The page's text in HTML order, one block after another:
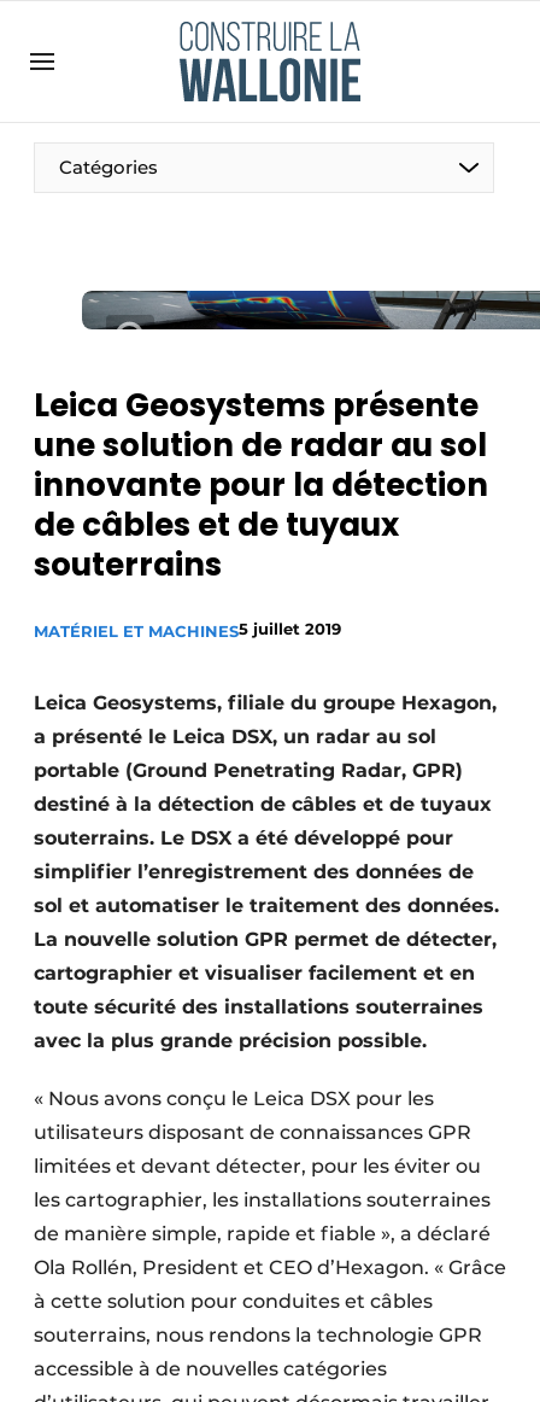
Emploi
Enregistrer une offre d’emploi
Meest gelezen
Podcasts
Privacy / Cookie statement
S’inscrire à l’événement
S’inscrire
Termes et conditions
Catégories
Construction bois
Contrôle d’accès
Éclairage
Fondations
Façades
Géotextiles
Infrastructures souterraines et égouttage
Protection solaire
Rénovation
Sécurité incendie
Software
Techniques ferroviaires
Travaux ferroviaires
Leica Geosystems présente
une solution de radar au sol
innovante pour la détection
de câbles et de tuyaux
souterrains
MATÉRIEL ET MACHINES5 juillet 2019
Leica Geosystems, filiale du groupe Hexagon,
a présenté le Leica DSX, un radar au sol
portable (Ground Penetrating Radar, GPR)
destiné à la détection de câbles et de tuyaux
souterrains. Le DSX a été développé pour
simplifier l’enregistrement des données de
sol et automatiser le traitement des données.
La nouvelle solution GPR permet de détecter,
cartographier et visualiser facilement et en
toute sécurité des installations souterraines
avec la plus grande précision possible.
« Nous avons conçu le Leica DSX pour les
utilisateurs disposant de connaissances GPR
limitées et devant détecter, pour les éviter ou
les cartographier, les installations souterraines
de manière simple, rapide et fiable », a déclaré
Ola Rollén, President et CEO d’Hexagon. « Grâce
à cette solution pour conduites et câbles
souterrains, nous rendons la technologie GPR
accessible à de nouvelles catégories